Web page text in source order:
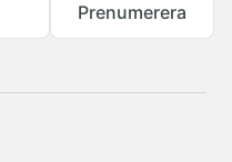
Prenumerera